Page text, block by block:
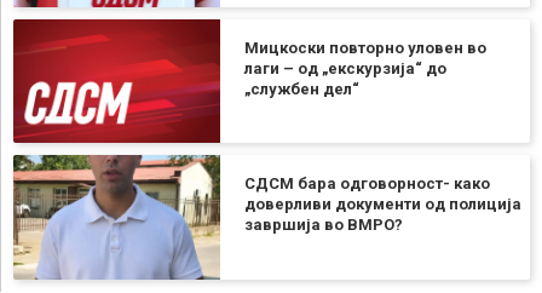
Мицкоски повторно уловен во
лаги – од „екскурзија“ до
„службен дел“
СДСМ бара одговорност- како
доверливи документи од полиција
завршија во ВМРО?